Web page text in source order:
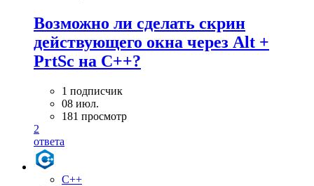
Возможно ли сделать скрин
действующего окна через Alt +
PrtSc на С++?
1 подписчик
08 июл.
181 просмотр
2
ответа
C++